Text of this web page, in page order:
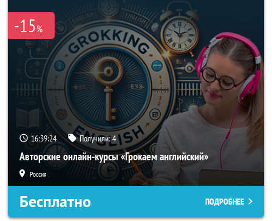
-15%
16:39:21 Получили:4
Авторские онлайн-курсы «Грокаем английский»
Россия
Бесплатно ПОДРОБНЕЕ